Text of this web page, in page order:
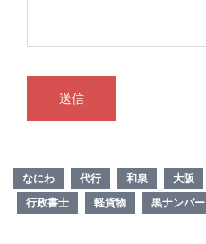
なにわ 代行 和泉 大阪
行政書士
軽貨物 黒ナンバー